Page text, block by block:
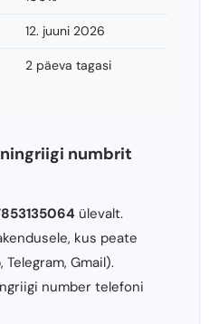
12. juuni 2026
2 päeva tagasi
numbrit
ülevalt.
kus peate
Gmail).
number telefoni